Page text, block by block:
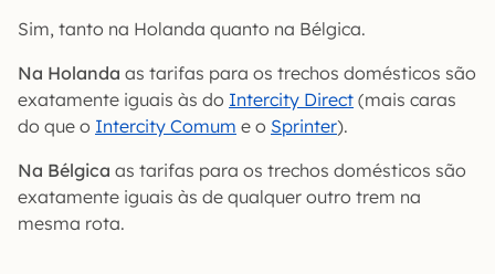
Sim, tanto na Holanda quanto na Bélgica.
Na Holanda as tarifas para os trechos domésticos são
exatamente iguais às do Intercity Direct (mais caras
do que o Intercity Comum e o Sprinter).
Na Bélgica as tarifas para os trechos domésticos são
exatamente iguais às de qualquer outro trem na
mesma rota.